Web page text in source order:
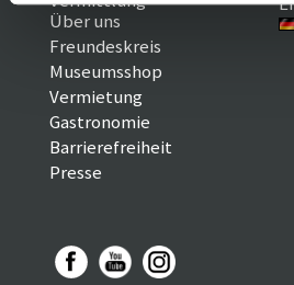
Über uns
Freundeskreis
Museumsshop
Vermietung
Gastronomie
Barrierefreiheit
Presse